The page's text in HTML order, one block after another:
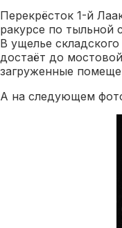
Перекрёсток 1-й
ракурсе по тыльной
В ущелье
достаёт до
загруженные
А на следующем